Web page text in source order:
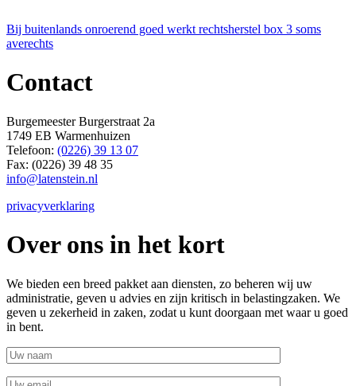
Bericht
navigatie
Bij buitenlands onroerend goed werkt rechtsherstel box 3 soms
averechts
Contact
Burgemeester Burgerstraat 2a
1749 EB Warmenhuizen
Telefoon: (0226) 39 13 07
Fax: (0226) 39 48 35
info@latenstein.nl
privacyverklaring
Over ons in het kort
We bieden een breed pakket aan diensten, zo beheren wij uw
administratie, geven u advies en zijn kritisch in belastingzaken. We
geven u zekerheid in zaken, zodat u kunt doorgaan met waar u goed
in bent.